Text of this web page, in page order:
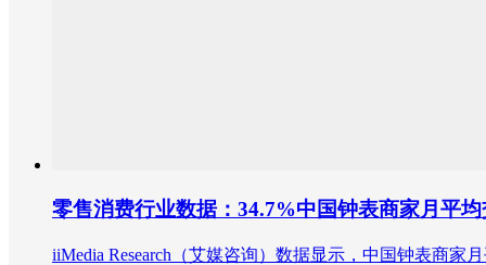
零售消费行业数据：34.7%中国钟表商家月平
iiMedia Research（艾媒咨询）数据显示，中国钟表商家